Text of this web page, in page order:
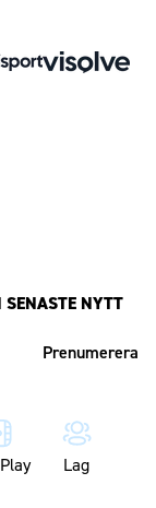
SENASTE NYTT
Lag